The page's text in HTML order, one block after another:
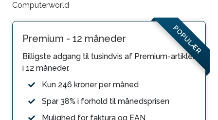
Computerworld
POPULÆR
Premium - 12 måneder
Billigste adgang til tusindvis af Premium-artikler
i 12 måneder.
Kun 246 kroner per måned
Spar 38% i forhold til månedsprisen
Mulighed for faktura og EAN